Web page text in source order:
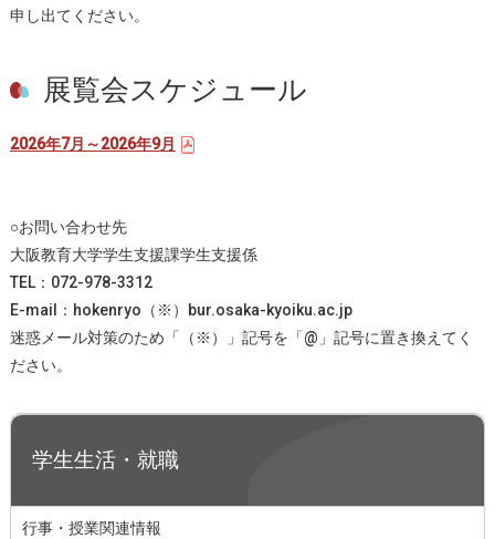
申し出てください。
展覧会スケジュール
2026年7月～2026年9月
○お問い合わせ先
大阪教育大学学生支援課学生支援係
TEL：072-978-3312
E-mail：hokenryo（※）bur.osaka-kyoiku.ac.jp
迷惑メール対策のため「（※）」記号を「@」記号に置き換えてく
ださい。
学生生活・就職
行事・授業関連情報